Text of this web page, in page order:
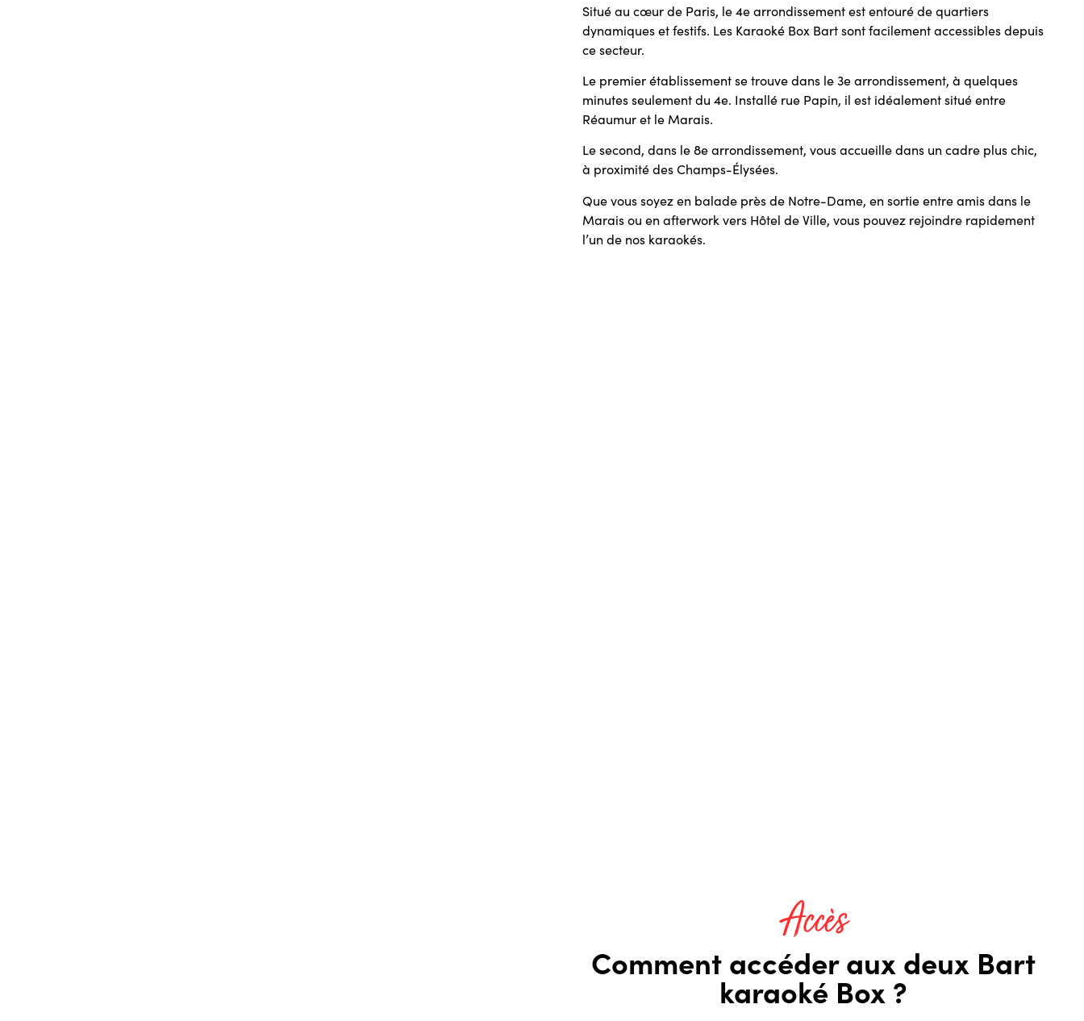
Situé au cœur de Paris, le 4e arrondissement est entouré de quartiers
dynamiques et festifs. Les Karaoké Box Bart sont facilement accessibles depuis
ce secteur.
Le premier établissement se trouve dans le 3e arrondissement, à quelques
minutes seulement du 4e. Installé rue Papin, il est idéalement situé entre
Réaumur et le Marais.
Le second, dans le 8e arrondissement, vous accueille dans un cadre plus chic,
à proximité des Champs-Élysées.
Que vous soyez en balade près de Notre-Dame, en sortie entre amis dans le
Marais ou en afterwork vers Hôtel de Ville, vous pouvez rejoindre rapidement
l’un de nos karaokés.
Accès
Comment accéder aux deux Bart
karaoké Box ?